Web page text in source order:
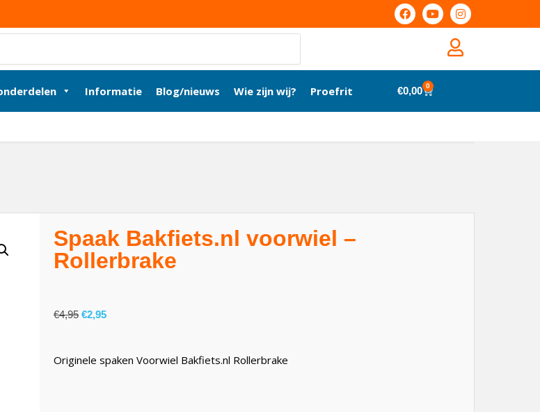
Informatie Blog/nieuws Wie zijn wij? Proefrit €0,00 0
Spaak Bakfiets.nl voorwiel –
Rollerbrake
€4,95 €2,95
Originele spaken Voorwiel Bakfiets.nl Rollerbrake